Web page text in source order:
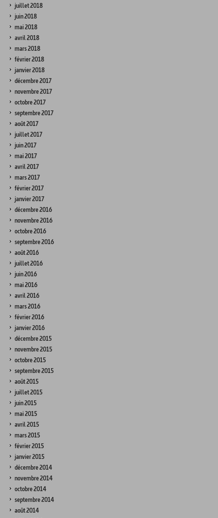
juillet 2018
juin 2018
mai 2018
avril 2018
mars 2018
février 2018
janvier 2018
décembre 2017
novembre 2017
octobre 2017
septembre 2017
août 2017
juillet 2017
juin 2017
mai 2017
avril 2017
mars 2017
février 2017
janvier 2017
décembre 2016
novembre 2016
octobre 2016
septembre 2016
août 2016
juillet 2016
juin 2016
mai 2016
avril 2016
mars 2016
février 2016
janvier 2016
décembre 2015
novembre 2015
octobre 2015
septembre 2015
août 2015
juillet 2015
juin 2015
mai 2015
avril 2015
mars 2015
février 2015
janvier 2015
décembre 2014
novembre 2014
octobre 2014
septembre 2014
août 2014